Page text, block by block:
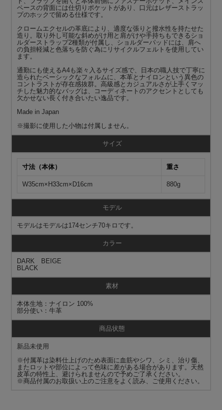
ペースの背面には仕切りポケットがあり、口元はレザーストラッ
プのホックで留める仕様です。
クロームエクセルの革底により、適度な張りと撥水性を持たせた
造り。取り外し可能な斜めがけ用と肩がけや手持ちもできるショ
ルダーストラップ2種類が付属し、ショルダーパッドには、肩へ
の負担軽減と色落ちを防ぐ為にリサイクルフェルトを使用してい
ます。
通勤にも使えるA4も楽々入るサイズ感で、日本の職人技で丁寧に
造られたベーシックなフォルムに、本革とナイロンという異色の
コントラストが存在感抜群。高級感とカジュアルさが上手くマッ
チした魅力的なバッグは、コーディネートのアクセントとしても
欠かせない長く付き合いたい逸品です。
Made in Japan
※撮影に使用した小物は付属しません。
サイズ
寸法（本体） 重さ
W35cm×H33cm×D16cm 880g
モデル
モデルはモデルは174センチ70キロです。
カラー
DARK BEIGE
BLACK
素材
本体生地：ナイロン 100%
部分使い：牛革
商品状態
新品未使用
※付属革は染料仕上げのため表面に血筋やシワ、シミ、治り傷、
またロットや部位によって色味に差がある場合があります。天然
皮革の特性上、避けられませんので予めご了承ください。
※商品付属のお取扱い上のご注意をよく読み、ご使用ください。